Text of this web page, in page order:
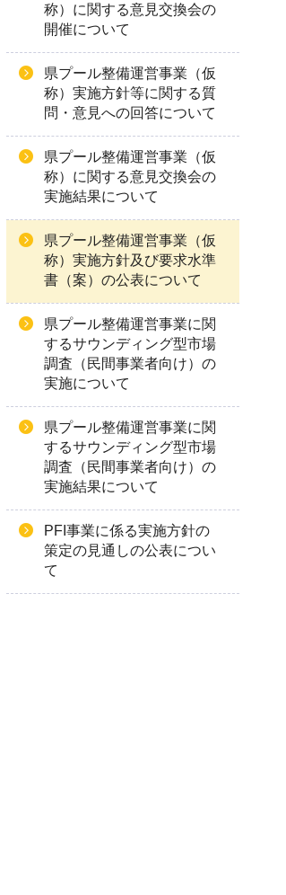
称）に関する意見交換会の
開催について
県プール整備運営事業（仮
称）実施方針等に関する質
問・意見への回答について
県プール整備運営事業（仮
称）に関する意見交換会の
実施結果について
県プール整備運営事業（仮
称）実施方針及び要求水準
書（案）の公表について
県プール整備運営事業に関
するサウンディング型市場
調査（民間事業者向け）の
実施について
県プール整備運営事業に関
するサウンディング型市場
調査（民間事業者向け）の
実施結果について
PFI事業に係る実施方針の
策定の見通しの公表につい
て